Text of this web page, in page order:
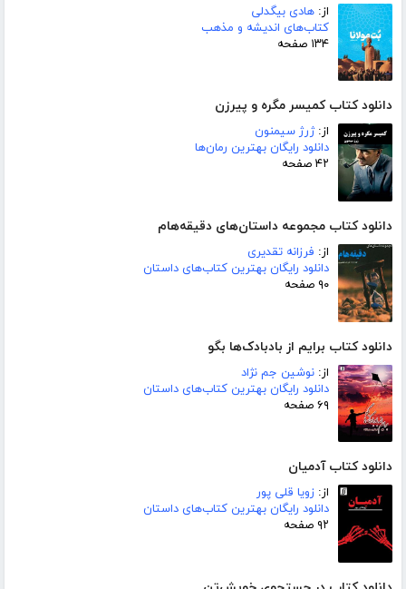
از: هادی بیگدلی
کتاب‌های اندیشه و مذهب
۱۳۴ صفحه
دانلود کتاب کمیسر مگره و پیرزن
از:ژرژ سیمنون
دانلود رایگان بهترین رمان‌ها
۴۲ صفحه
دانلود کتاب مجموعه داستان‌های دقیقه‌هام
از: فرزانه تقدیری
دانلود رایگان بهترین کتاب‌های داستان
۹۰ صفحه
دانلود کتاب برایم از بادبادک‌ها بگو
از: نوشین جم نژاد
دانلود رایگان بهترین کتاب‌های داستان
۶۹ صفحه
دانلود کتاب آدمیان
از: زویا قلی پور
دانلود رایگان بهترین کتاب‌های داستان
۹۲ صفحه